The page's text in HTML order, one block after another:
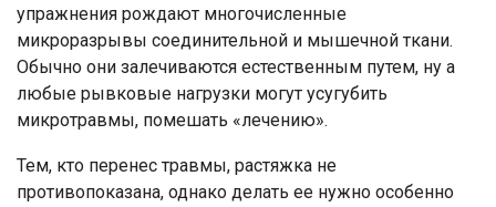
упражнения рождают многочисленные
микроразрывы соединительной и мышечной ткани.
Обычно они залечиваются естественным путем, ну а
любые рывковые нагрузки могут усугубить
микротравмы, помешать «лечению».
Тем, кто перенес травмы, растяжка не
противопоказана, однако делать ее нужно особенно